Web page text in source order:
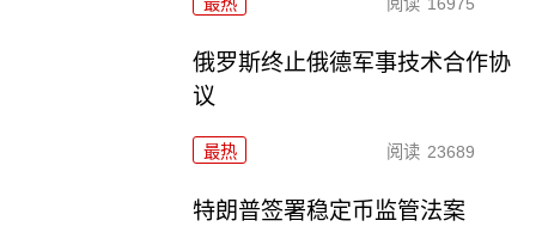
俄罗斯终止俄德军事技术合作协
议
最热 阅读 23689
特朗普签署稳定币监管法案